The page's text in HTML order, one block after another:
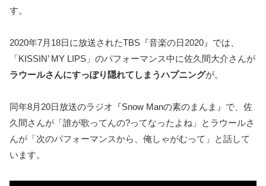
す。
2020年7月18日に放送されたTBS『音楽の日2020』では、
「KISSIN’ MY LIPS」のパフォーマンス中に佐久間大介さんが
ラウールさんにすっぽり隠れてしまうハプニングが。
同年8月20日放送のラジオ『Snow Manの素のまんま』で、佐
久間さんが「誰が歌ってんの?ってなったよね」とラウールさ
んが「次のパフォーマンスから、俺しゃがむって」と話して
います。